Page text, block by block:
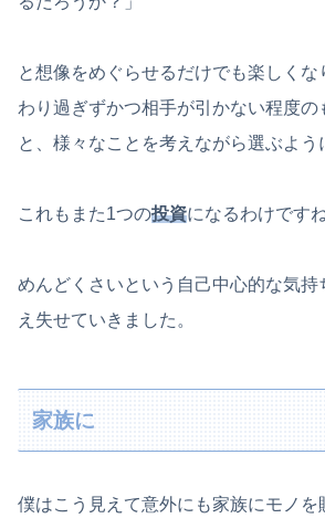
と想像をめぐらせるだけでも楽しく
わり過ぎずかつ相手が引かない程度の
と、様々なことを考えながら選ぶよう
これもまた1つの投資になるわけですね
めんどくさいという自己中心的な気持
え失せていきました。
家族に
僕はこう見えて意外にも家族にモノを